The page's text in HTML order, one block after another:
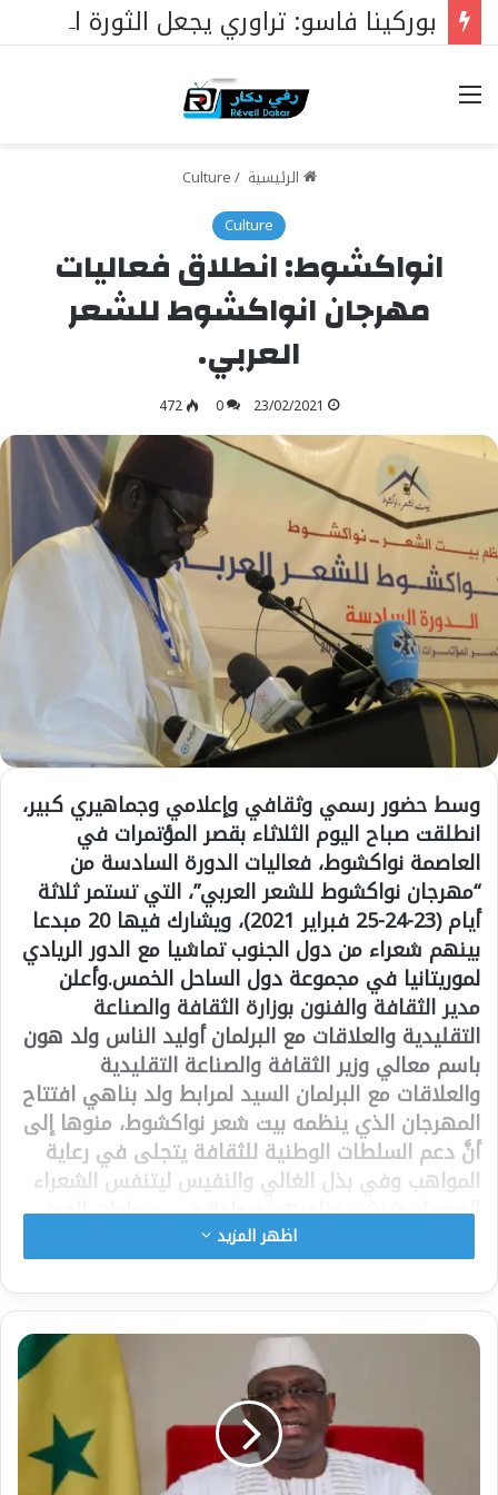
خيارات
الرئيسية /
Culture
Culture
انواكشوط: انطلاق فعاليات
مهرجان انواكشوط للشعر
العربي.
23/02/2021
0
472
وسط حضور رسمي وثقافي وإعلامي وجماهيري كبير،
انطلقت صباح اليوم الثلاثاء بقصر المؤتمرات في
العاصمة نواكشوط، فعاليات الدورة السادسة من
“مهرجان نواكشوط للشعر العربي”، التي تستمر ثلاثة
أيام (23-24-25 فبراير 2021)، ويشارك فيها 20 مبدعا
بينهم شعراء من دول الجنوب تماشيا مع الدور الريادي
لموريتانيا في مجموعة دول الساحل الخمس.وأعلن
مدير الثقافة والفنون بوزارة الثقافة والصناعة
التقليدية والعلاقات مع البرلمان أوليد الناس ولد هون
باسم معالي وزير الثقافة والصناعة التقليدية
والعلاقات مع البرلمان السيد لمرابط ولد بناهي افتتاح
المهرجان الذي ينظمه بيت شعر نواكشوط، منوها إلى
أنَّ دعم السلطات الوطنية للثقافة يتجلى في رعاية
المواهب وفي بذل الغالي والنفيس ليتنفس الشعراء
الصعداء وتنشد حناجرهم صداحة في سماوات الحرف،
وأكد ولد هنون أن برنامج فخامة رئيس الجمهورية
السيد محمد ولد الشيخ الغزواني “تعهداتي”، خصص
جانبا كبيرا للثقافة والمثقفين والشعر والشعراء.
ونوه المسؤول الحكومي الموريتاني بدعم إمارة
الشارقة “التي عرفناها باهتمامها بالمثقفين
وبالثقافة بجميع أنماطها سواء كانت شعرا أو نثرا أو
مسرحا أو فنونا، فلها جزيل الشكر والامتنان”.
واختتم ولد هنون خطابه بالإعراب عن تشكراته “لكل من
اظهر المزيد